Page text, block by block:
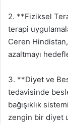
2. **Fiziksel
terapi
Ceren
azaltmayı
3. **Diyet ve
tedavisinde
bağışıklık
zengin bir diyet